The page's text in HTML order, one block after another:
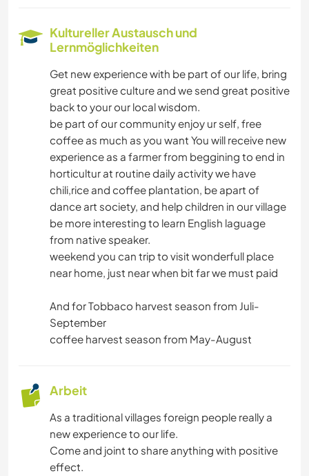
Kultureller Austausch und
Lernmöglichkeiten
Get new experience with be part of our life, bring
great positive culture and we send great positive
back to your our local wisdom.
be part of our community enjoy ur self, free
coffee as much as you want You will receive new
experience as a farmer from beggining to end in
horticultur at routine daily activity we have
chili,rice and coffee plantation, be apart of
dance art society, and help children in our village
be more interesting to learn English laguage
from native speaker.
weekend you can trip to visit wonderfull place
near home, just near when bit far we must paid
And for Tobbaco harvest season from Juli-
September
coffee harvest season from May-August
Arbeit
As a traditional villages foreign people really a
new experience to our life.
Come and joint to share anything with positive
effect.